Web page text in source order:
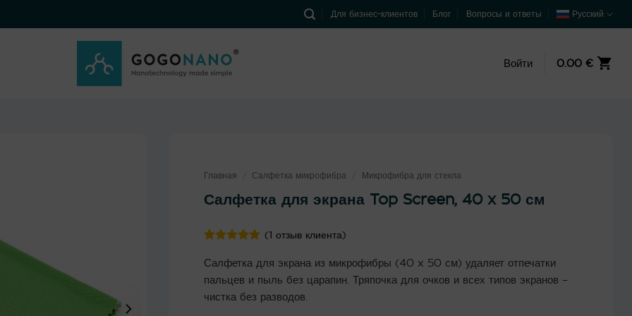
Для бизнес-клиентов Блог Вопросы и ответы Русский
Войти 0.00 €
Главная Салфетка микрофибра Микрофибра для стекла
Салфетка для экрана Top Screen, 40 x 50 см
из 5 на
опроса
пользователя
(1 отзыв клиента)
Салфетка для экрана из микрофибры (40 x 50 см) удаляет отпечатки
пальцев и пыль без царапин. Тряпочка для очков и всех типов экранов –
чистка без разводов.